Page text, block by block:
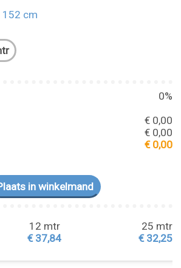
152 cm
0%
€ 0,00
€ 0,00
€ 0,00
12 mtr
€ 37,84
25 mtr
€ 32,25